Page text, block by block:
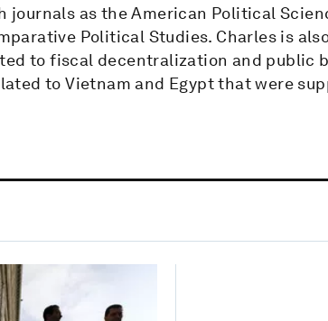
journals as the American Political
Political Studies. Charles is
to fiscal decentralization and public
to Vietnam and Egypt that were